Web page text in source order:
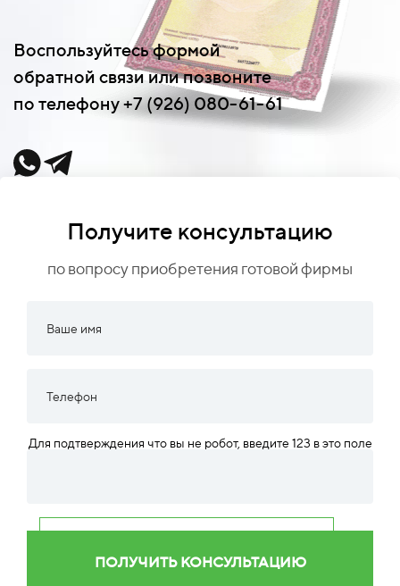
Воспользуйтесь формой
обратной связи или позвоните
по телефону +7 (926) 080-61-61
Получите консультацию
по вопросу приобретения готовой фирмы
Для подтверждения что вы не робот, введите 123 в это поле